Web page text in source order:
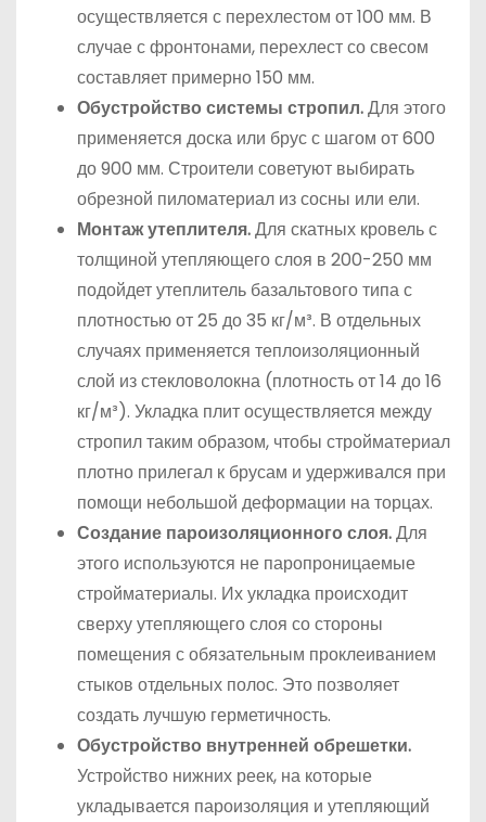
осуществляется с перехлестом от 100 мм. В
случае с фронтонами, перехлест со свесом
составляет примерно 150 мм.
Обустройство системы стропил.Для этого
применяется доска или брус с шагом от 600
до 900 мм. Строители советуют выбирать
обрезной пиломатериал из сосны или ели.
Монтаж утеплителя.Для скатных кровель с
толщиной утепляющего слоя в 200-250 мм
подойдет утеплитель базальтового типа с
плотностью от 25 до 35 кг/м³. В отдельных
случаях применяется теплоизоляционный
слой из стекловолокна (плотность от 14 до 16
кг/м³). Укладка плит осуществляется между
стропил таким образом, чтобы стройматериал
плотно прилегал к брусам и удерживался при
помощи небольшой деформации на торцах.
Создание пароизоляционного слоя.Для
этого используются не паропроницаемые
стройматериалы. Их укладка происходит
сверху утепляющего слоя со стороны
помещения с обязательным проклеиванием
стыков отдельных полос. Это позволяет
создать лучшую герметичность.
Обустройство внутренней обрешетки.
Устройство нижних реек, на которые
укладывается пароизоляция и утепляющий